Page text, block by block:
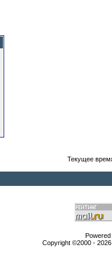
Текущее
Copyright ©2000 -